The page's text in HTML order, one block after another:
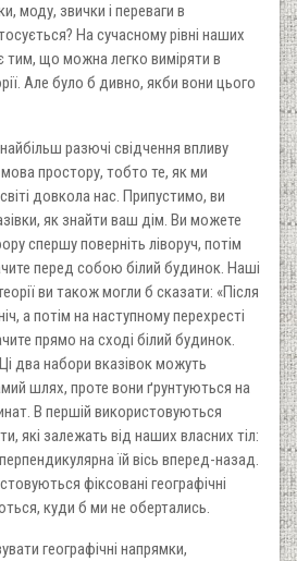
моду, звички і переваги в
На сучасному рівні наших
тим, що можна легко виміряти в
Але було б дивно, якби вони цього
разючі свідчення впливу
простору, тобто те, як ми
довкола нас. Припустимо, ви
як знайти ваш дім. Ви можете
спершу поверніть ліворуч, потім
перед собою білий будинок. Наші
ви також могли б сказати: «Після
а потім на наступному перехресті
прямо на сході білий будинок.
два набори вказівок можуть
шлях, проте вони ґрунтуються на
В першій використовуються
які залежать від наших власних тіл:
їй вісь вперед-назад.
фіксовані географічні
куди б ми не обертались.
географічні напрямки,